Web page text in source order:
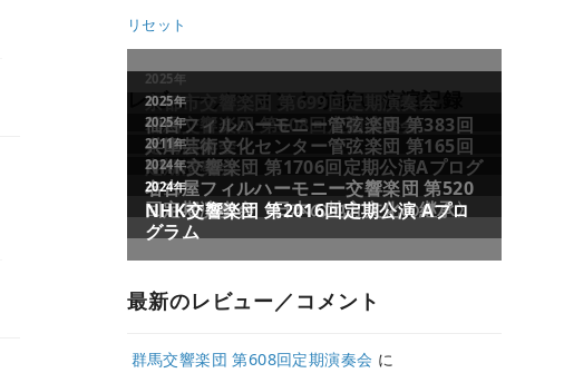
リセット
レビュー／コメントが多い公演記録
2025年
京都市交響楽団 第699回定期演奏会
2025年
群馬交響楽団 第608回定期演奏会
2025年
仙台フィルハーモニー管弦楽団 第383回
定期演奏会
2025年
兵庫芸術文化センター管弦楽団 第165回
定期演奏会
2011年
NHK交響楽団 第1706回定期公演Aプログ
ラム
2024年
名古屋フィルハーモニー交響楽団 第520
回定期演奏会〈日本の地方文化の継承〉
2024年
NHK交響楽団 第2016回定期公演 Aプロ
グラム
最新のレビュー／コメント
群馬交響楽団 第608回定期演奏会 に